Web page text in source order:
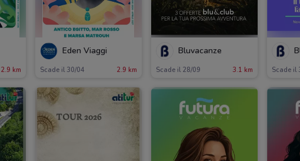
2.9 km
Eden Viaggi
Scade il 30/04 2.9 km
Bluvacanze
Scade il 28/09 3.1 km Scade il